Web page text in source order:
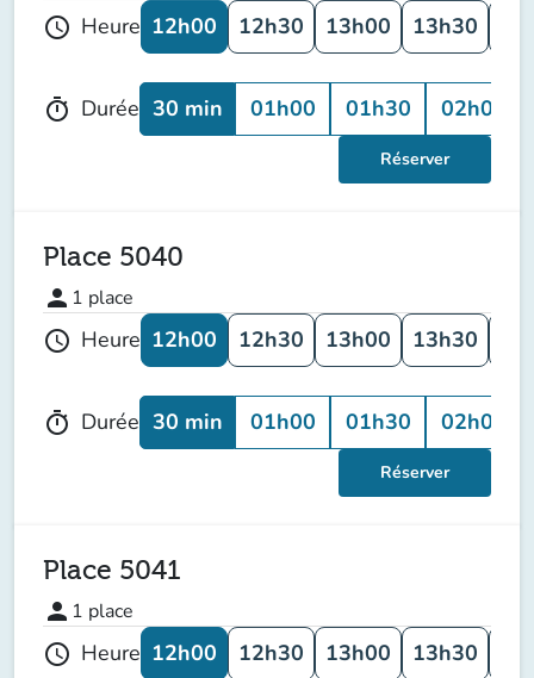
schedule Heure 12h00 12h30 13h00 13h30
timer Durée 30 min 01h00 01h30 02h00
Réserver
Place 5040
person 1 place
schedule Heure 12h00 12h30 13h00 13h30
timer Durée 30 min 01h00 01h30 02h00
Réserver
Place 5041
person 1 place
schedule Heure 12h00 12h30 13h00 13h30